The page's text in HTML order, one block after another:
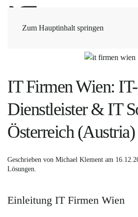
Zum Hauptinhalt springen
IT Firmen Wien: IT-
Dienstleister & IT
Österreich (Austria)
Geschrieben von Michael Klement am
Lösungen.
Einleitung IT Firmen Wien